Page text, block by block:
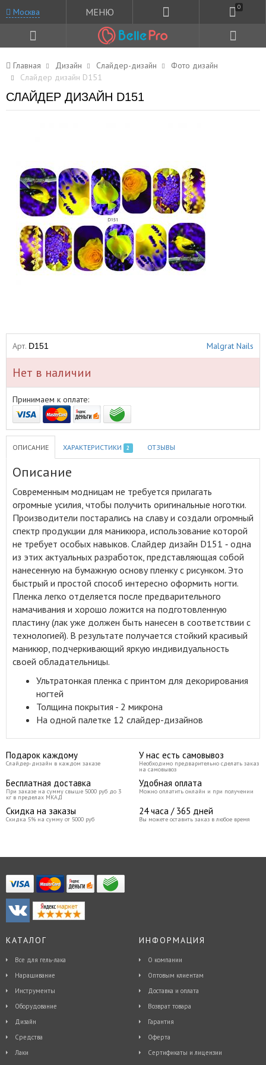
Москва МЕНЮ 0
Главная Дизайн Слайдер-дизайн
Фото дизайн
Слайдер дизайн D151
СЛАЙДЕР ДИЗАЙН D151
Арт. D151 Malgrat Nails
Нет в наличии
Принимаем к оплате:
ОПИСАНИЕ ХАРАКТЕРИСТИКИ 2 ОТЗЫВЫ
Описание
Современным модницам не требуется прилагать
огромные усилия, чтобы получить оригинальные ноготки.
Производители постарались на славу и создали огромный
спектр продукции для маникюра, использование которой
не требует особых навыков. Слайдер дизайн D151 ‑ одна
из этих актуальных разработок, представляющая собой
нанесенную на бумажную основу пленку с рисунком. Это
быстрый и простой способ интересно оформить ногти.
Пленка легко отделяется после предварительного
намачивания и хорошо ложится на подготовленную
пластину (лак уже должен быть нанесен в соответствии с
технологией). В результате получается стойкий красивый
маникюр, подчеркивающий яркую индивидуальность
своей обладательницы.
Ультратонкая пленка с принтом для декорирования
ногтей
Толщина покрытия - 2 микрона
На одной палетке 12 слайдер-дизайнов
Подарок каждому
Слайдер-дизайн в каждом заказе
У нас есть самовывоз
Необходимо предварительно сделать заказ
на самовывоз
Бесплатная доставка
При заказе на сумму свыше 5000 руб до 3
кг в пределах МКАД
Удобная оплата
Можно оплатить онлайн и при получении
Скидка на заказы
Скидка 5% на сумму от 5000 руб
24 часа / 365 дней
Вы можете оставить заказ в любое время
КАТАЛОГ
Все для гель-лака
Наращивание
Инструменты
Оборудование
Дизайн
Средства
Лаки
ИНФОРМАЦИЯ
О компании
Оптовым клиентам
Доставка и оплата
Возврат товара
Гарантия
Оферта
Сертификаты и лицензии